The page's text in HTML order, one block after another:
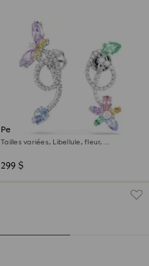
Pendants d’oreilles
transformables Ariana Grande x
Tailles variées, Libellule, fleur,
299 $